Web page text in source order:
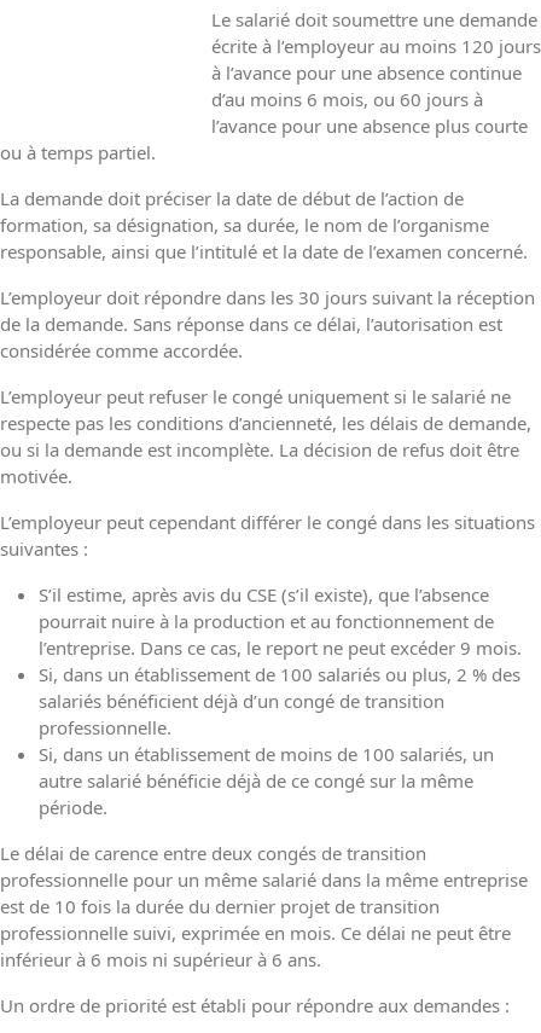
Le salarié doit soumettre une demande
écrite à l’employeur au moins 120 jours
à l’avance pour une absence continue
d’au moins 6 mois, ou 60 jours à
l’avance pour une absence plus courte
ou à temps partiel.
La demande doit préciser la date de début de l’action de
formation, sa désignation, sa durée, le nom de l’organisme
responsable, ainsi que l’intitulé et la date de l’examen concerné.
L’employeur doit répondre dans les 30 jours suivant la réception
de la demande. Sans réponse dans ce délai, l’autorisation est
considérée comme accordée.
L’employeur peut refuser le congé uniquement si le salarié ne
respecte pas les conditions d’ancienneté, les délais de demande,
ou si la demande est incomplète. La décision de refus doit être
motivée.
L’employeur peut cependant différer le congé dans les situations
suivantes :
S’il estime, après avis du CSE (s’il existe), que l’absence
pourrait nuire à la production et au fonctionnement de
l’entreprise. Dans ce cas, le report ne peut excéder 9 mois.
Si, dans un établissement de 100 salariés ou plus, 2 % des
salariés bénéficient déjà d’un congé de transition
professionnelle.
Si, dans un établissement de moins de 100 salariés, un
autre salarié bénéficie déjà de ce congé sur la même
période.
Le délai de carence entre deux congés de transition
professionnelle pour un même salarié dans la même entreprise
est de 10 fois la durée du dernier projet de transition
professionnelle suivi, exprimée en mois. Ce délai ne peut être
inférieur à 6 mois ni supérieur à 6 ans.
Un ordre de priorité est établi pour répondre aux demandes :